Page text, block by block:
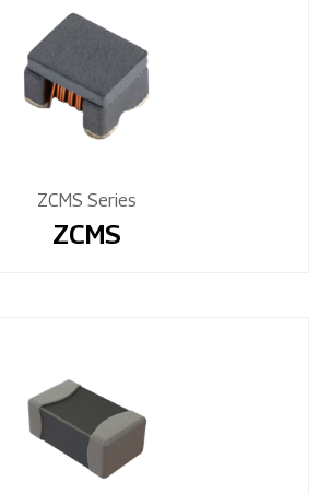
ZCMS Series
ZCMS